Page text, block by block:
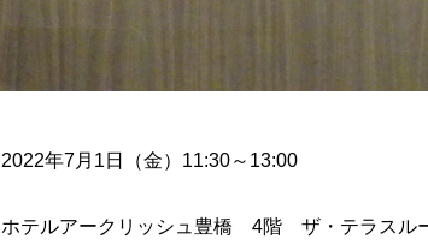
2022年7月1日（金）11:30～13:00
ホテルアークリッシュ豊橋 4階 ザ・テラスル